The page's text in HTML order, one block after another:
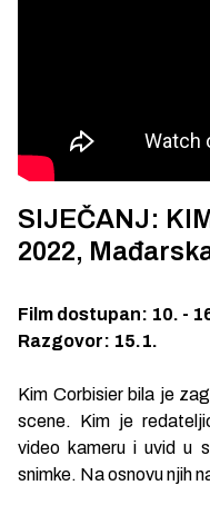
SIJEČANJ:
2022,
Film dostupan: 10. -
Razgovor: 15.1.
Kim Corbisier bila je
scene. Kim je
video kameru i uvid u
snimke. Na osnovu njih